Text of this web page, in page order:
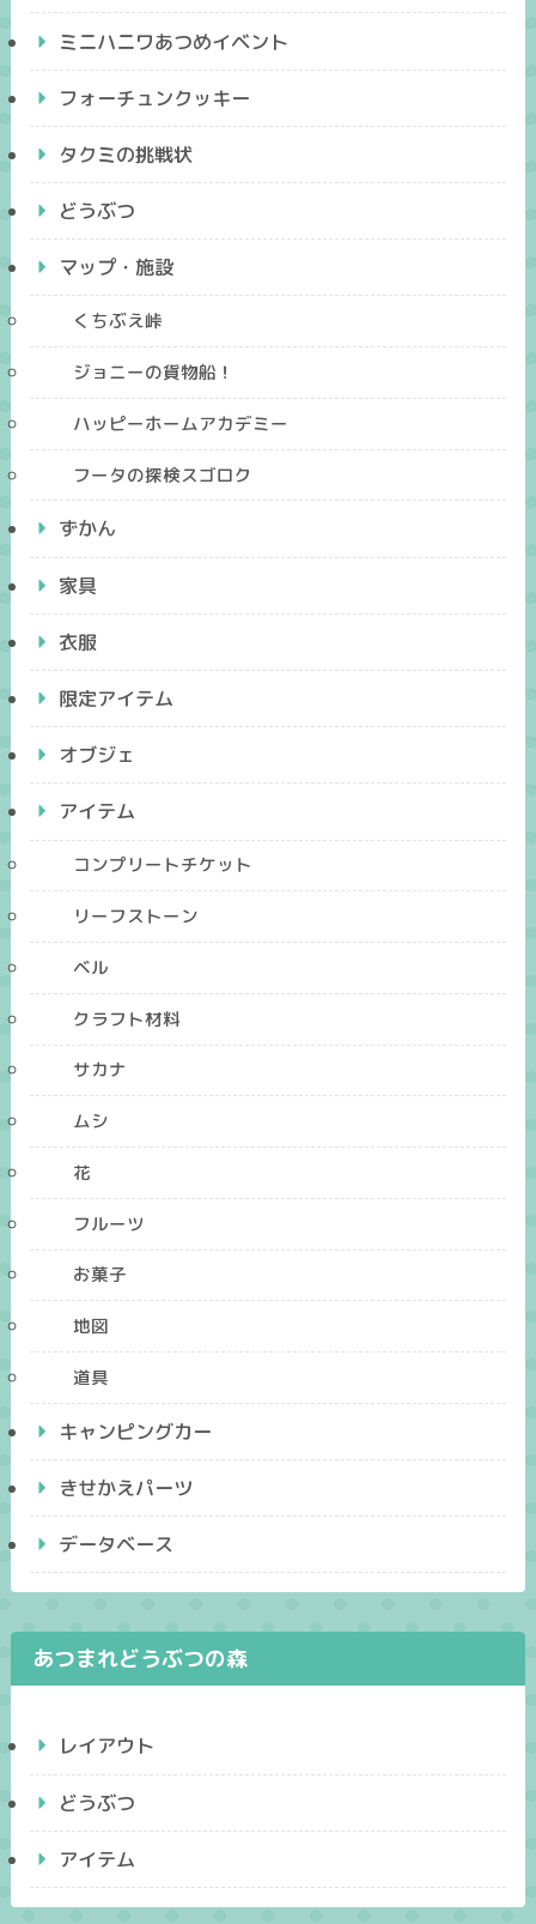
ミニハニワあつめイベント
フォーチュンクッキー
タクミの挑戦状
どうぶつ
マップ・施設
くちぶえ峠
ジョニーの貨物船！
ハッピーホームアカデミー
フータの探検スゴロク
ずかん
家具
衣服
限定アイテム
オブジェ
アイテム
コンプリートチケット
リーフストーン
ベル
クラフト材料
サカナ
ムシ
花
フルーツ
お菓子
地図
道具
キャンピングカー
きせかえパーツ
データベース
あつまれどうぶつの森
レイアウト
どうぶつ
アイテム